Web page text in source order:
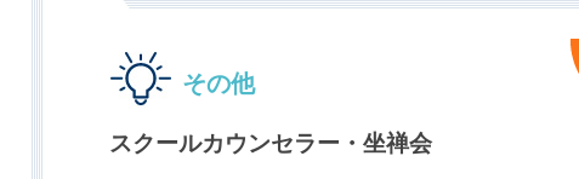
その他
スクールカウンセラー・坐禅会